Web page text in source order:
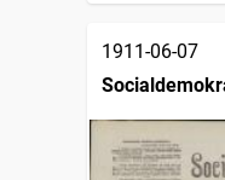
1911-06-07